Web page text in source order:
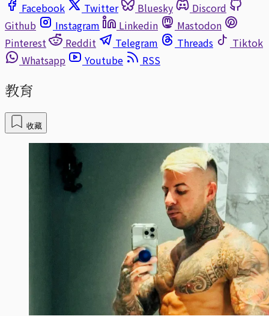
Facebook
Twitter Bluesky
Discord
Github
Instagram Linkedin
Mastodon
Pinterest
Reddit Telegram Threads
Tiktok
Whatsapp
Youtube RSS
教育
收藏